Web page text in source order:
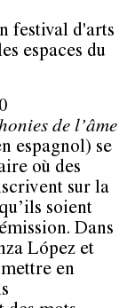
festival d'arts
espaces du
de l’âme
espagnol) se
où des
sur la
soient
Dans
López et
en